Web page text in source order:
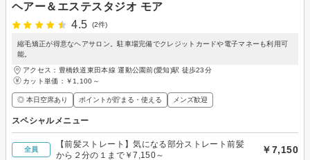
ヘアー＆エステスタジオ モア
4.5
(2件)
縮毛矯正が得意なヘアサロン。駐車場完備でクレジットカードや電子マネーも利用可
能。
アクセス：豊橋鉄道東田本線 運動公園前(愛知)駅 徒歩23分
カット単価： ￥1,100～
◎ 本日空席あり ポイントが貯まる・使える メンズ歓迎
スペシャルメニュー
全員
【前髪ストレート】気になる部分ストレート前髪
から２分の１まで￥7,150～
￥7,150